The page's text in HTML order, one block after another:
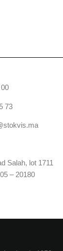
73
Salah, lot 1711
– 20180